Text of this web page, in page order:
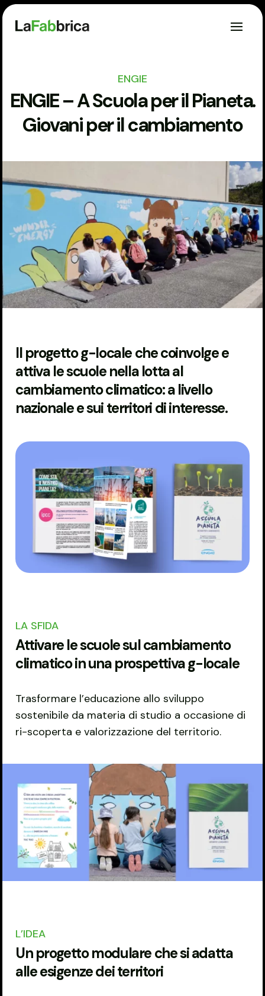
ENGIE
ENGIE – A Scuola per il Pianeta.
Giovani per il cambiamento
Il progetto g-locale che coinvolge e
attiva le scuole nella lotta al
cambiamento climatico: a livello
nazionale e sui territori di interesse.
LA SFIDA
Attivare le scuole sul cambiamento
climatico in una prospettiva g-locale
Trasformare l’educazione allo sviluppo
sostenibile da materia di studio a occasione di
ri-scoperta e valorizzazione del territorio.
L’IDEA
Un progetto modulare che si adatta
alle esigenze dei territori